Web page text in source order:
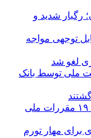
هواشناسی برای ۴ استان؛ رگبار شدید و
توجهی مواجه
لغو شد
واحد نهضت ملی توسط بانک
تمدید اجرای همزمان دو ویرایش مبحث ۱۹ مقررات ملی
برای مهار تورم